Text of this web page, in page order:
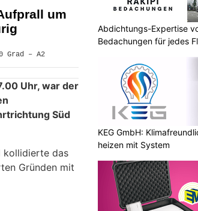
um
Uhr, war der
Süd
kollidierte das
Gründen mit
Abdichtungs-Expertise
Bedachungen für jedes
KEG GmbH:
heizen mit System